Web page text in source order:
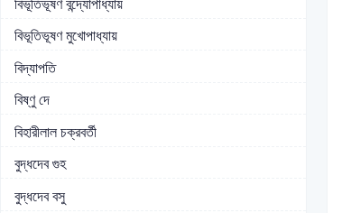
বিভূতিভূষণ মুখোপাধ্যায়
বিদ্যাপতি
বিষ্ণু দে
বিহারীলাল চক্রবর্তী
বুদ্ধদেব গুহ
বুদ্ধদেব বসু